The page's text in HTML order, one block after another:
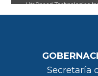
Secretaría